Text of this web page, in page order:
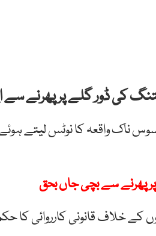
کی ڈور گلے پر پھرنے
ناک واقعہ کا نوٹس لیتے
پھرنے سے بچی جاں بحق
کے خلاف قانونی کارروائی کا